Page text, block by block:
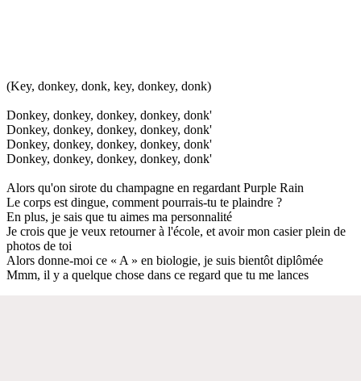
(Key, donkey, donk, key, donkey, donk)
Donkey, donkey, donkey, donkey, donk'
Donkey, donkey, donkey, donkey, donk'
Donkey, donkey, donkey, donkey, donk'
Donkey, donkey, donkey, donkey, donk'
Alors qu'on sirote du champagne en regardant Purple Rain
Le corps est dingue, comment pourrais-tu te plaindre ?
En plus, je sais que tu aimes ma personnalité
Je crois que je veux retourner à l'école, et avoir mon casier plein de
photos de toi
Alors donne-moi ce « A » en biologie, je suis bientôt diplômée
Mmm, il y a quelque chose dans ce regard que tu me lances